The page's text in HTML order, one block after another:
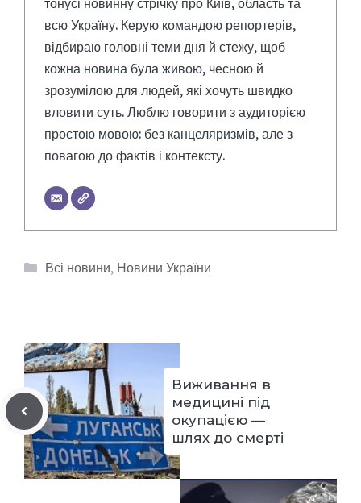
тонусі новинну стрічку про Київ, область та
всю Україну. Керую командою репортерів,
відбираю головні теми дня й стежу, щоб
кожна новина була живою, чесною й
зрозумілою для людей, які хочуть швидко
вловити суть. Люблю говорити з аудиторією
простою мовою: без канцеляризмів, але з
повагою до фактів і контексту.
Категорії
Всі новини, Новини України
Виживання в
медицині під
окупацією —
шлях до смерті